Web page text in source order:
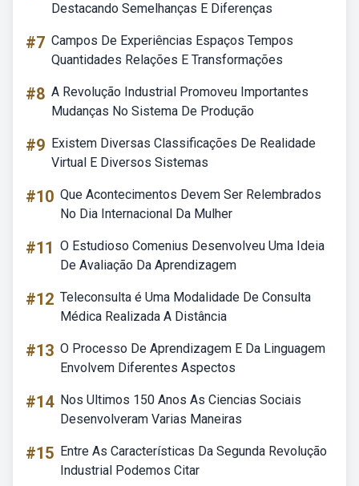
Destacando Semelhanças E Diferenças
#7 Campos De Experiências Espaços Tempos
Quantidades Relações E Transformações
#8 A Revolução Industrial Promoveu Importantes
Mudanças No Sistema De Produção
#9 Existem Diversas Classificações De Realidade
Virtual E Diversos Sistemas
#10 Que Acontecimentos Devem Ser Relembrados
No Dia Internacional Da Mulher
#11 O Estudioso Comenius Desenvolveu Uma Ideia
De Avaliação Da Aprendizagem
#12 Teleconsulta é Uma Modalidade De Consulta
Médica Realizada A Distância
#13 O Processo De Aprendizagem E Da Linguagem
Envolvem Diferentes Aspectos
#14 Nos Ultimos 150 Anos As Ciencias Sociais
Desenvolveram Varias Maneiras
#15 Entre As Características Da Segunda Revolução
Industrial Podemos Citar